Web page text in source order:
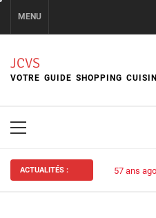
content
MENU
JCVS
VOTRE GUIDE SHOPPING
Primary
ACTUALITÉS : 57 ans ago